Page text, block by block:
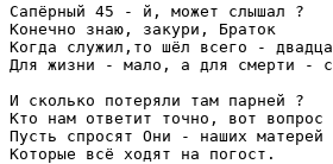
Сапёрный 45 - й, может слышал ?
Конечно знаю, закури, Браток
Когда служил,то шёл всего -
Для жизни - мало, а для смерти -
И сколько потеряли там парней ?
Кто нам ответит точно, вот вопрос
Пусть спросят Они - наших матерей
Которые всё ходят на погост.